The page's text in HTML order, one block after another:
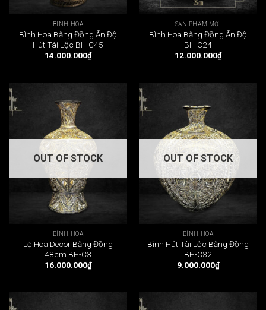
BÌNH HOA
Bình Hoa Bằng Đồng Ấn Độ
Hút Tài Lộc BH-C45
14.000.000₫
SẢN PHẨM MỚI
Bình Hoa Bằng Đồng Ấn Độ
BH-C24
12.000.000₫
OUT OF STOCK
BÌNH HOA
Lọ Hoa Decor Bằng Đồng
48cm BH-C3
16.000.000₫
OUT OF STOCK
BÌNH HOA
Bình Hút Tài Lộc Bằng Đồng
BH-C32
9.000.000₫